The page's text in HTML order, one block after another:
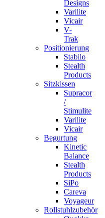
Designs
Varilite
Vicair
V-
Trak
Positionierung
Stabilo
Stealth
Products
Sitzkissen
Supracor
/
Stimulite
Varilite
Vicair
Begurtung
Kinetic
Balance
Stealth
Products
SiPo
Careva
Voyageur
Rollstuhlzubehör